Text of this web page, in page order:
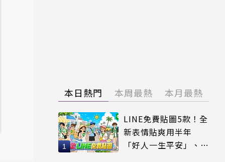
本日熱門 本周最熱 本月最熱
LINE免費貼圖5款！全
新表情貼爽用半年
「好人一生平安」、